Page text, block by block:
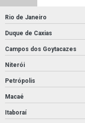
Rio de Janeiro
Duque de Caxias
Campos dos Goytacazes
Niterói
Petrópolis
Macaé
Itaboraí